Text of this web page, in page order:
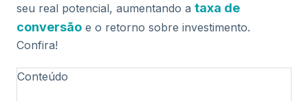
seu real potencial, aumentando a taxa de
conversão e o retorno sobre investimento.
Confira!
Conteúdo